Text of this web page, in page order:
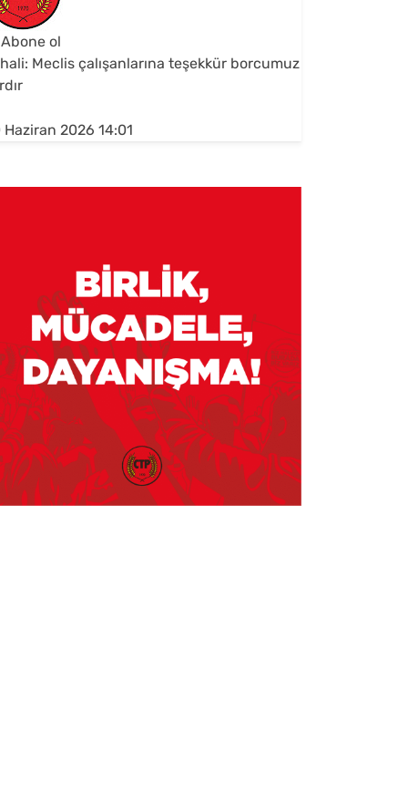
Abone ol
Meclis çalışanlarına teşekkür borcumuz
Haziran 2026 14:01